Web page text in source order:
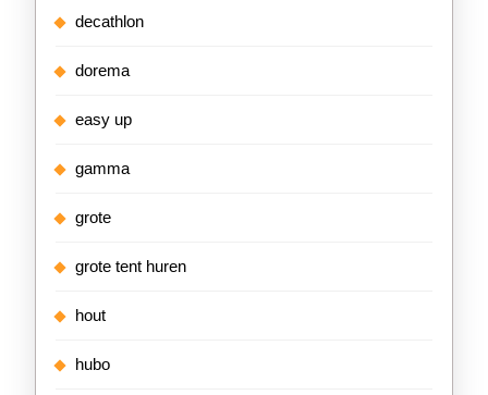
decathlon
dorema
easy up
gamma
grote
grote tent huren
hout
hubo